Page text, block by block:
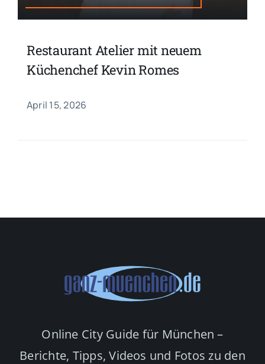
Restaurant Atelier mit neuem
Küchenchef Kevin Romes
April 15, 2026
Online City Guide für München –
Berichte, Tipps, Videos und Fotos zu den